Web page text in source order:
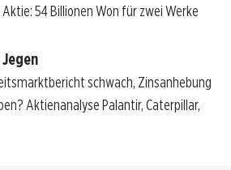
Aktie: 54 Billionen Won für zwei Werke
schwach, Zinsanhebung
Aktienanalyse Palantir, Caterpillar,